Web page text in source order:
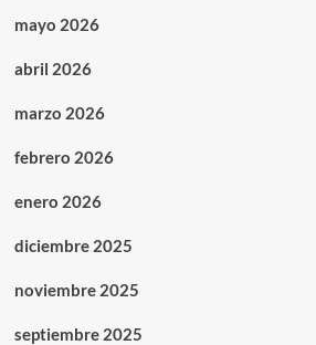
mayo 2026
abril 2026
marzo 2026
febrero 2026
enero 2026
diciembre 2025
noviembre 2025
septiembre 2025